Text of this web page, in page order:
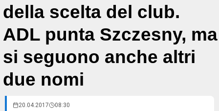
della scelta del club.
ADL punta Szczesny, ma
si seguono anche altri
due nomi
20.04.2017 08:30